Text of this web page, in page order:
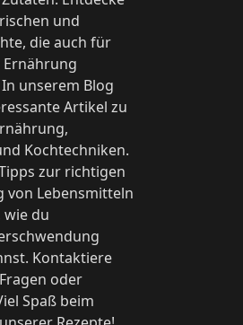
und
die auch für
Ernährung
unserem Blog
Artikel zu
Kochtechniken.
zur richtigen
von Lebensmitteln
wie du
Kontaktiere
oder
Spaß beim